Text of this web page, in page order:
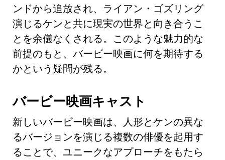
ンドから追放され、ライアン・ゴズリング
演じるケンと共に現実の世界と向き合うこ
とを余儀なくされる。このような魅力的な
前提のもと、バービー映画に何を期待する
かという疑問が残る。
バービー映画キャスト
新しいバービー映画は、人形とケンの異な
るバージョンを演じる複数の俳優を起用す
ることで、ユニークなアプローチをもたら